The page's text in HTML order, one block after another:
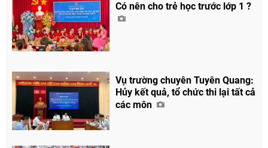
Có nên cho trẻ học trước lớp 1 ?
Vụ trường chuyên Tuyên Quang:
Hủy kết quả, tổ chức thi lại tất cả
các môn